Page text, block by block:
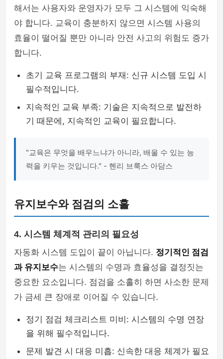
해서는 사용자와 운영자가 모두 그 시스템에 익숙해
야 합니다. 교육이 충분하지 않으면 시스템 사용의
효율이 떨어질 뿐만 아니라 안전 사고의 위험도 증가
합니다.
초기 교육 프로그램의 부재: 신규 시스템 도입 시
필수적입니다.
지속적인 교육 부족: 기술은 지속적으로 발전하
기 때문에, 지속적인 교육이 필요합니다.
"교육은 무엇을 배우느냐가 아니라, 배울 수 있는 능
력을 키우는 것입니다." - 헨리 브룩스 아담스
유지보수와 점검의 소홀
4. 시스템 체계적 관리의 필요성
자동화 시스템 도입이 끝이 아닙니다. 정기적인 점검
과 유지보수는 시스템의 수명과 효율성을 결정짓는
중요한 요소입니다. 점검을 소홀히 하면 사소한 문제
가 금세 큰 장애로 이어질 수 있습니다.
정기 점검 체크리스트 미비: 시스템의 수명 연장
을 위해 필수적입니다.
문제 발견 시 대응 미흡: 신속한 대응 체계가 필요